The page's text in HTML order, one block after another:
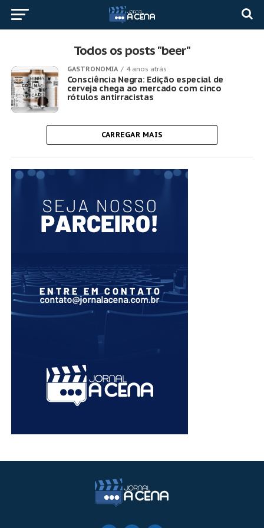
Todos os posts "beer"
GASTRONOMIA 4 anos atrás
Consciência Negra: Edição especial de
cerveja chega ao mercado com cinco
rótulos antirracistas
CARREGAR MAIS